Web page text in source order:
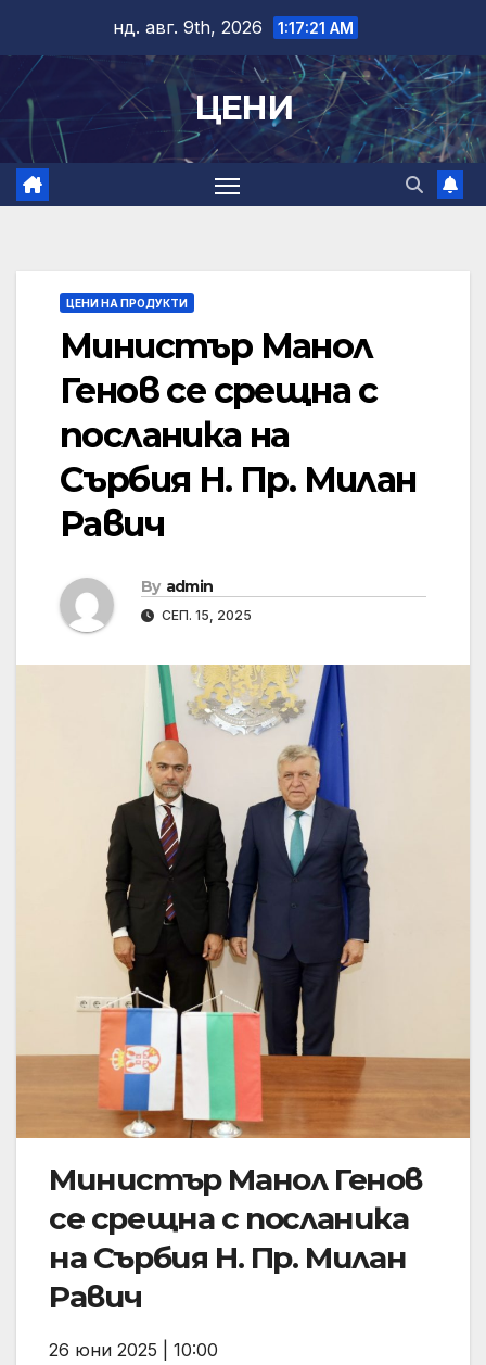
content
нд. авг. 9th, 2026 1:17:22 AM
ЦЕНИ
ЦЕНИ НА ПРОДУКТИ
Министър Манол
Генов се срещна с
посланика на
Сърбия Н. Пр. Милан
Равич
By admin
СЕП. 15, 2025
Министър Манол Генов
се срещна с посланика
на Сърбия Н. Пр. Милан
Равич
26 юни 2025 | 10:00